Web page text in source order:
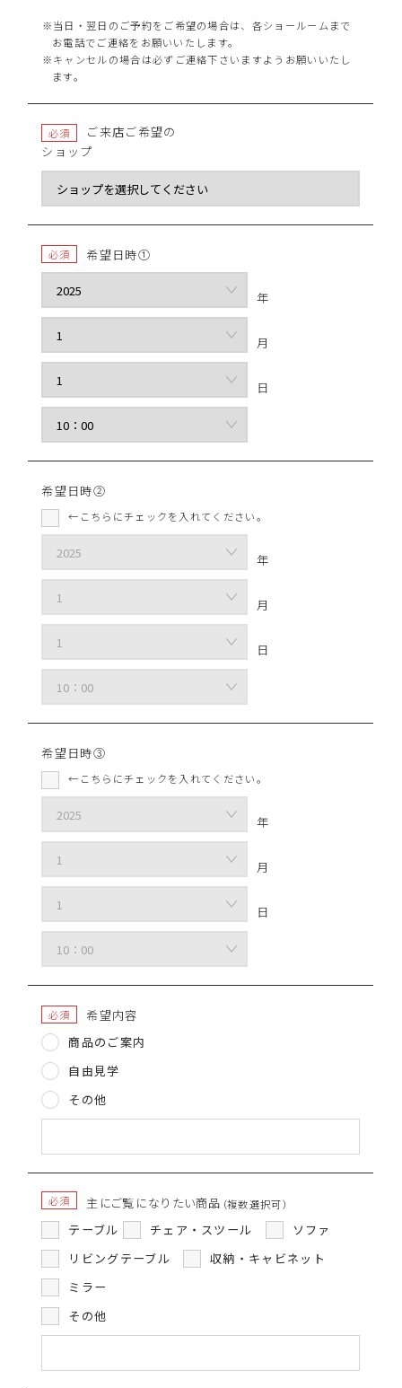
※当日・翌日のご予約をご希望の場合は、各ショールームまで
お電話でご連絡をお願いいたします。
※キャンセルの場合は必ずご連絡下さいますようお願いいたし
ます。
必須
ご来店ご希望の
ショップ
必須 希望日時①
年
月
日
希望日時②
←こちらにチェックを入れてください。
年
月
日
希望日時③
←こちらにチェックを入れてください。
年
月
日
必須
希望内容
商品のご案内
自由見学
その他
必須 主にご覧になりたい商品 （複数選択可）
テーブル チェア・スツール
ソファ
リビングテーブル
収納・キャビネット
ミラー
その他